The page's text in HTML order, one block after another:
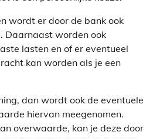
wordt er door de bank ook
Daarnaast worden ook
lasten en of er eventueel
kan worden als je een
dan wordt ook de eventuele
hiervan meegenomen.
overwaarde, kan je deze door